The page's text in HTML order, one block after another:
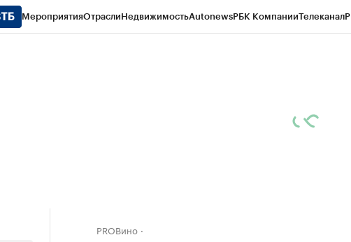
МероприятияОтраслиНедвижимостьAutonewsРБК КомпанииТелеканал
PROВино